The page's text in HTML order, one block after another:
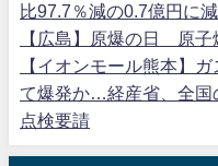
比97.7％減の0.7億円に
【広島】原爆の日 原子
【イオンモール熊本】
て爆発か…経産省、全国
点検要請